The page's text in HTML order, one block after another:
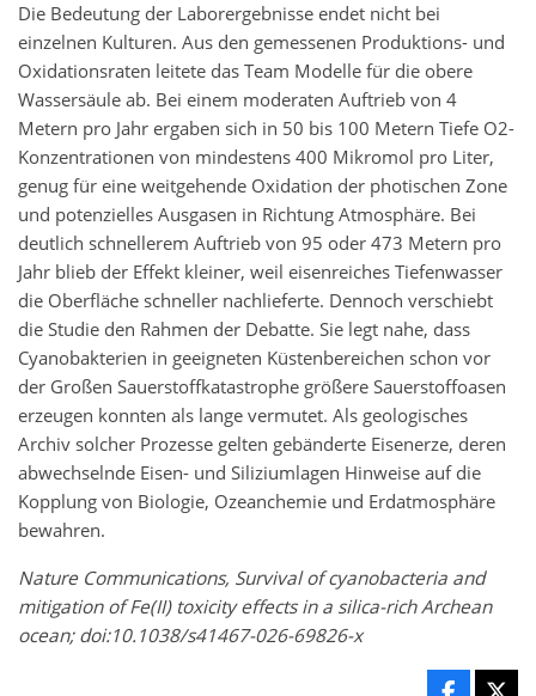
Die Bedeutung der Laborergebnisse endet nicht bei
einzelnen Kulturen. Aus den gemessenen Produktions- und
Oxidationsraten leitete das Team Modelle für die obere
Wassersäule ab. Bei einem moderaten Auftrieb von 4
Metern pro Jahr ergaben sich in 50 bis 100 Metern Tiefe O2-
Konzentrationen von mindestens 400 Mikromol pro Liter,
genug für eine weitgehende Oxidation der photischen Zone
und potenzielles Ausgasen in Richtung Atmosphäre. Bei
deutlich schnellerem Auftrieb von 95 oder 473 Metern pro
Jahr blieb der Effekt kleiner, weil eisenreiches Tiefenwasser
die Oberfläche schneller nachlieferte. Dennoch verschiebt
die Studie den Rahmen der Debatte. Sie legt nahe, dass
Cyanobakterien in geeigneten Küstenbereichen schon vor
der Großen Sauerstoffkatastrophe größere Sauerstoffoasen
erzeugen konnten als lange vermutet. Als geologisches
Archiv solcher Prozesse gelten gebänderte Eisenerze, deren
abwechselnde Eisen- und Siliziumlagen Hinweise auf die
Kopplung von Biologie, Ozeanchemie und Erdatmosphäre
bewahren.
Nature Communications, Survival of cyanobacteria and
mitigation of Fe(II) toxicity effects in a silica-rich Archean
ocean; doi:10.1038/s41467-026-69826-x